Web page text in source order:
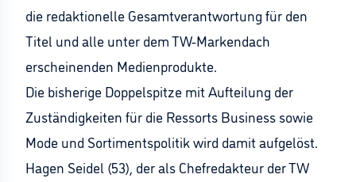
die redaktionelle Gesamtverantwortung für den
Titel und alle unter dem TW-Markendach
erscheinenden Medienprodukte.
Die bisherige Doppelspitze mit Aufteilung der
Zuständigkeiten für die Ressorts Business sowie
Mode und Sortimentspolitik wird damit aufgelöst.
Hagen Seidel (53), der als Chefredakteur der TW